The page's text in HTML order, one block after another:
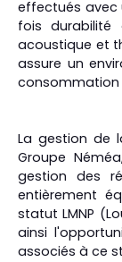
effectués avec
fois durabilité
acoustique et
assure un
consommation
La gestion de
Groupe
gestion des
entièrement
statut LMNP
ainsi
associés à ce